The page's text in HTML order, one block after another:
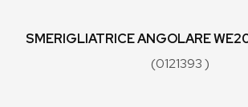
SMERIGLIATRICE ANGOLARE
(0121393 )